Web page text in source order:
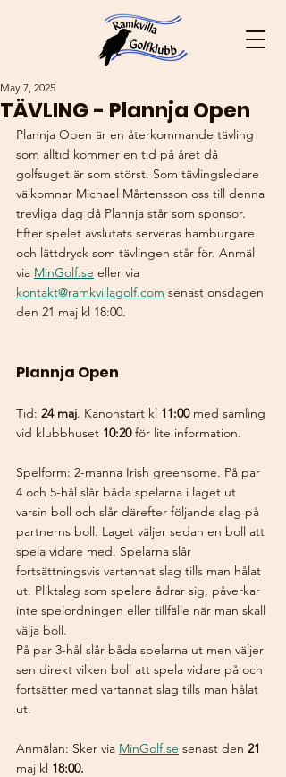
TÄVLING - Plannja Open
May 7, 2025
Plannja Open är en återkommande tävling
som alltid kommer en tid på året då
golfsuget är som störst. Som tävlingsledare
välkomnar Michael Mårtensson oss till denna
trevliga dag då Plannja står som sponsor.
Efter spelet avslutats serveras hamburgare
och lättdryck som tävlingen står för. Anmäl
via MinGolf.se eller via
kontakt@ramkvillagolf.com senast onsdagen
den 21 maj kl 18:00.
Plannja Open
Tid: 24 maj. Kanonstart kl 11:00 med samling
vid klubbhuset 10:20 för lite information.
Spelform: 2-manna Irish greensome. På par
4 och 5-hål slår båda spelarna i laget ut
varsin boll och slår därefter följande slag på
partnerns boll. Laget väljer sedan en boll att
spela vidare med. Spelarna slår
fortsättningsvis vartannat slag tills man hålat
ut. Pliktslag som spelare ådrar sig, påverkar
inte spelordningen eller tillfälle när man skall
välja boll.
På par 3-hål slår båda spelarna ut men väljer
sen direkt vilken boll att spela vidare på och
fortsätter med vartannat slag tills man hålat
ut.
Anmälan: Sker via MinGolf.se senast den 21
maj kl 18:00.